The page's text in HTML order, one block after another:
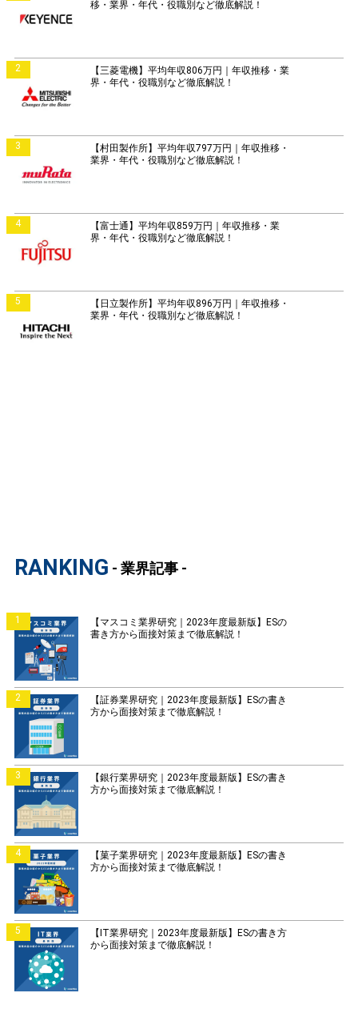
移・業界・年代・役職別など徹底解説！
2
【三菱電機】平均年収806万円｜年収推移・業
界・年代・役職別など徹底解説！
3
【村田製作所】平均年収797万円｜年収推移・
業界・年代・役職別など徹底解説！
4
【富士通】平均年収859万円｜年収推移・業
界・年代・役職別など徹底解説！
5
【日立製作所】平均年収896万円｜年収推移・
業界・年代・役職別など徹底解説！
RANKING - 業界記事 -
1
【マスコミ業界研究｜2023年度最新版】ESの
書き方から面接対策まで徹底解説！
2
【証券業界研究｜2023年度最新版】ESの書き
方から面接対策まで徹底解説！
3
【銀行業界研究｜2023年度最新版】ESの書き
方から面接対策まで徹底解説！
4
【菓子業界研究｜2023年度最新版】ESの書き
方から面接対策まで徹底解説！
5
【IT業界研究｜2023年度最新版】ESの書き方
から面接対策まで徹底解説！